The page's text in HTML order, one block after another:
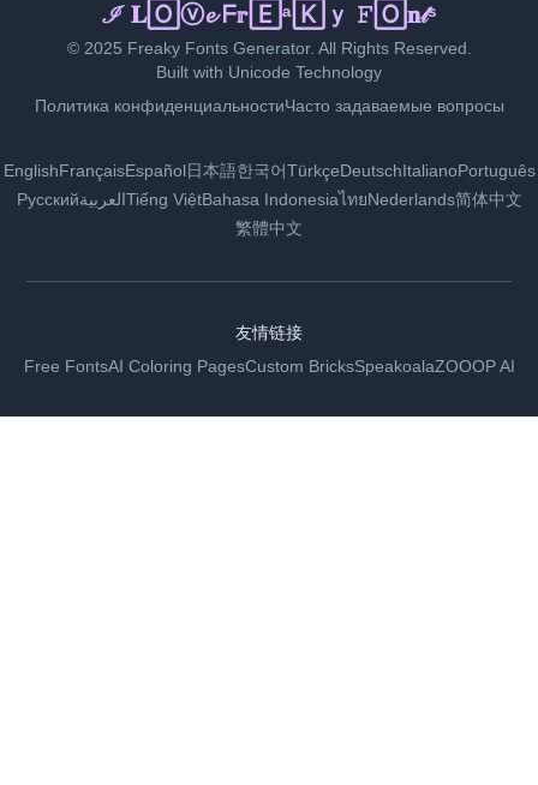
𝙸 Ｌ𝔬𝓋𝐞 ℱ𝐫𝐞aᵏⓨ Fo𝚗ｔ🅂
© 2025 Freaky Fonts Generator. All Rights Reserved.
Built with Unicode Technology
Политика конфиденциальностиЧасто задаваемые вопросы
EnglishFrançaisEspañol日本語한국어TürkçeDeutschItalianoPortuguês
РусскийالعربيةTiếng ViệtBahasa IndonesiaไทยNederlands简体中文
繁體中文
友情链接
Free FontsAI Coloring PagesCustom BricksSpeakoalaZOOOP AI